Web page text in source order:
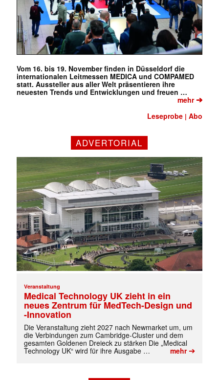
Vom 16. bis 19. November finden in Düsseldorf die
internationalen Leitmessen MEDICA und COMPAMED
statt. Aussteller aus aller Welt präsentieren ihre
neuesten Trends und Entwicklungen und freuen …
mehr➔
Leseprobe |Abo
ADVERTORIAL
Veranstaltung
Medical Technology UK zieht in ein
neues Zentrum für MedTech-Design und
-Innovation
Die Veranstaltung zieht 2027 nach Newmarket um, um
die Verbindungen zum Cambridge-Cluster und dem
gesamten Goldenen Dreieck zu stärken Die „Medical
Technology UK“ wird für ihre Ausgabe …
mehr➔